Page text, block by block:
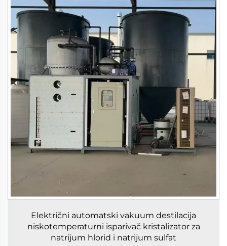
Električni automatski vakuum destilacija
niskotemperaturni isparivač kristalizator za
natrijum hlorid i natrijum sulfat